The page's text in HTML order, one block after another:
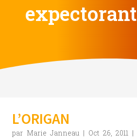
expectorant
L’ORIGAN
par Marie Janneau | Oct 26, 2011 |